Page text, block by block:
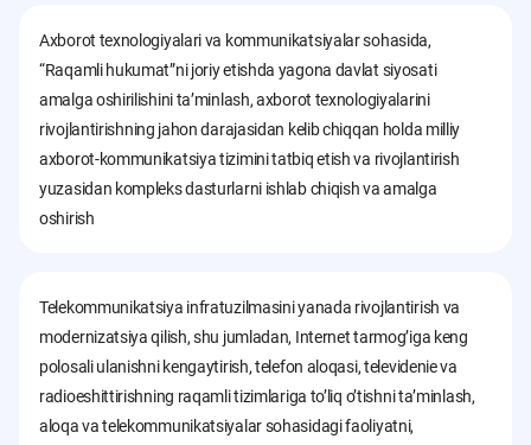
Axborot texnologiyalari va kommunikatsiyalar sohasida,
“Raqamli hukumat”ni joriy etishda yagona davlat siyosati
amalga oshirilishini taʼminlash, axborot texnologiyalarini
rivojlantirishning jahon darajasidan kelib chiqqan holda milliy
axborot-kommunikatsiya tizimini tatbiq etish va rivojlantirish
yuzasidan kompleks dasturlarni ishlab chiqish va amalga
oshirish
Telekommunikatsiya infratuzilmasini yanada rivojlantirish va
modernizatsiya qilish, shu jumladan, Internet tarmogʼiga keng
polosali ulanishni kengaytirish, telefon aloqasi, televidenie va
radioeshittirishning raqamli tizimlariga toʼliq oʼtishni taʼminlash,
aloqa va telekommunikatsiyalar sohasidagi faoliyatni,